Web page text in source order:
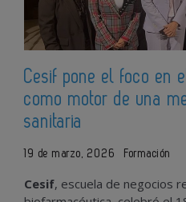
Cesif pone el foco en
como motor de una
sanitaria
19 de marzo, 2026 Formación
Cesif, escuela de negocios